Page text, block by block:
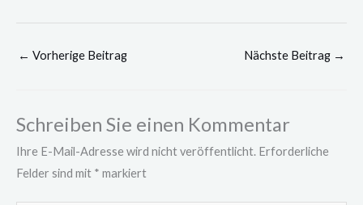
← Vorherige Beitrag Nächste Beitrag →
Schreiben Sie einen Kommentar
Ihre E-Mail-Adresse wird nicht veröffentlicht. Erforderliche
Felder sind mit * markiert